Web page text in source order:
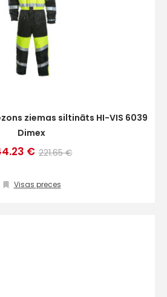
ziemas siltināts HI-VIS 6039
Dimex
€ 221.65 €
Visas preces